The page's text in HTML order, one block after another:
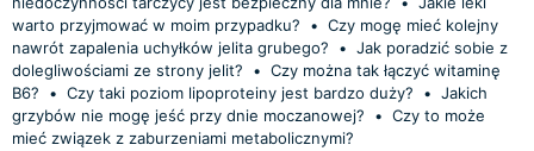
warto przyjmować w moim przypadku?
• Czy mogę mieć kolejny
nawrót zapalenia uchyłków jelita grubego?
• Jak poradzić sobie z
dolegliwościami ze strony jelit?
• Czy można tak łączyć witaminę
B6?
• Czy taki poziom lipoproteiny jest bardzo duży? • Jakich
grzybów nie mogę jeść przy dnie moczanowej?
• Czy to może
mieć związek z zaburzeniami metabolicznymi?